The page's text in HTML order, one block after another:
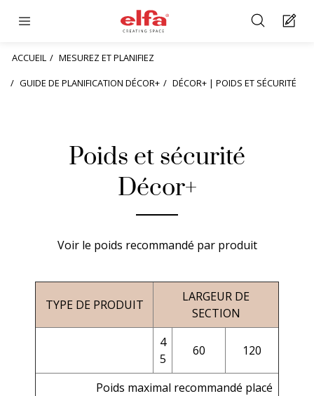
ACCUEIL
MESUREZ ET PLANIFIEZ
GUIDE DE PLANIFICATION DÉCOR+
DÉCOR+ | POIDS ET SÉCURITÉ
Poids et sécurité
Décor+
Voir le poids recommandé par produit
TYPE DE PRODUIT
LARGEUR DE
SECTION
4
5
60 120
Poids maximal recommandé placé